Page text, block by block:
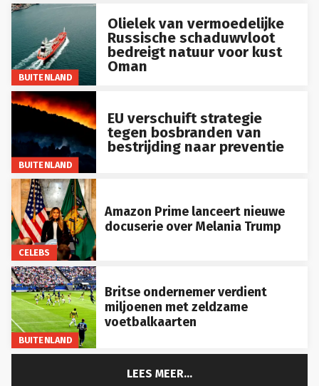
BUITENLAND
Olielek van vermoedelijke
Russische schaduwvloot
bedreigt natuur voor kust
Oman
BUITENLAND
EU verschuift strategie
tegen bosbranden van
bestrijding naar preventie
CELEBS
Amazon Prime lanceert nieuwe
docuserie over Melania Trump
BUITENLAND
Britse ondernemer verdient
miljoenen met zeldzame
voetbalkaarten
LEES MEER...